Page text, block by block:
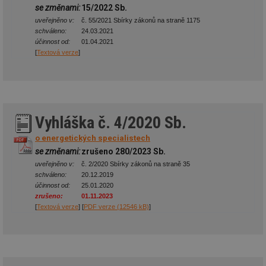
se změnami:15/2022 Sb.
uveřejněno v:
č. 55/2021 Sbírky zákonů na straně 1175
schváleno:
24.03.2021
účinnost od:
01.04.2021
[Textová verze]
Vyhláška č. 4/2020 Sb.
o energetických specialistech
se změnami:zrušeno 280/2023 Sb.
uveřejněno v:
č. 2/2020 Sbírky zákonů na straně 35
schváleno:
20.12.2019
účinnost od:
25.01.2020
zrušeno:
01.11.2023
[Textová verze] [PDF verze (12546 kB)]